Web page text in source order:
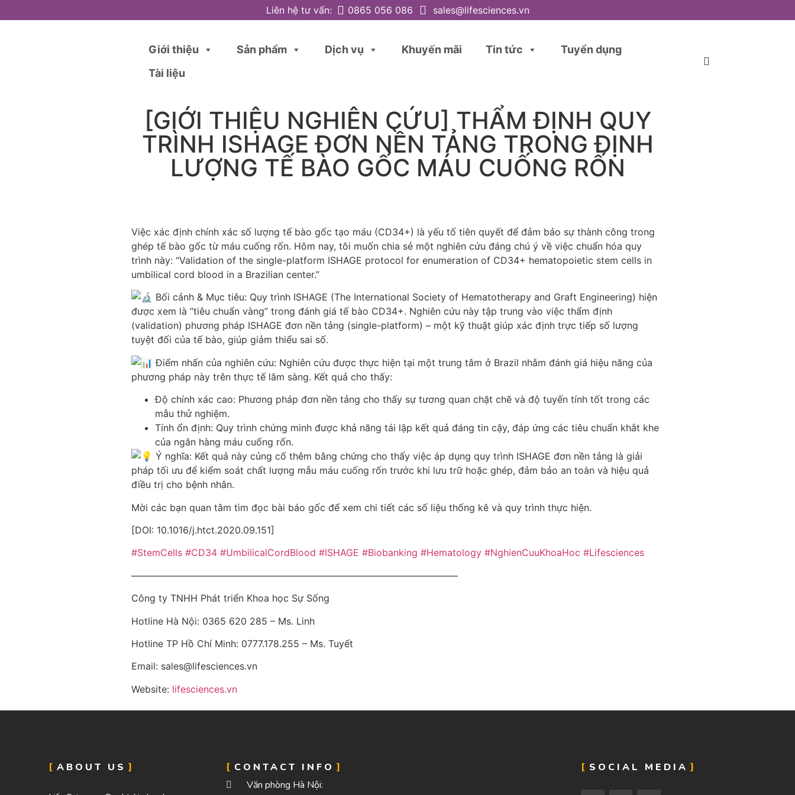
Liên hệ tư vấn: 0865 056 086 sales@lifesciences.vn
Giới thiệu Sản phẩm Dịch vụ Khuyến mãi Tin tức
Tuyển dụng
Tài liệu
[GIỚI THIỆU NGHIÊN CỨU] THẨM ĐỊNH QUY
TRÌNH ISHAGE ĐƠN NỀN TẢNG TRONG ĐỊNH
LƯỢNG TẾ BÀO GỐC MÁU CUỐNG RỐN
Việc xác định chính xác số lượng tế bào gốc tạo máu (CD34+) là yếu tố tiên quyết để đảm bảo sự thành công trong
ghép tế bào gốc từ máu cuống rốn. Hôm nay, tôi muốn chia sẻ một nghiên cứu đáng chú ý về việc chuẩn hóa quy
trình này: “Validation of the single-platform ISHAGE protocol for enumeration of CD34+ hematopoietic stem cells in
umbilical cord blood in a Brazilian center.”
Bối cảnh & Mục tiêu: Quy trình ISHAGE (The International Society of Hematotherapy and Graft Engineering) hiện
được xem là “tiêu chuẩn vàng” trong đánh giá tế bào CD34+. Nghiên cứu này tập trung vào việc thẩm định
(validation) phương pháp ISHAGE đơn nền tảng (single-platform) – một kỹ thuật giúp xác định trực tiếp số lượng
tuyệt đối của tế bào, giúp giảm thiểu sai số.
Điểm nhấn của nghiên cứu: Nghiên cứu được thực hiện tại một trung tâm ở Brazil nhằm đánh giá hiệu năng của
phương pháp này trên thực tế lâm sàng. Kết quả cho thấy:
Độ chính xác cao: Phương pháp đơn nền tảng cho thấy sự tương quan chặt chẽ và độ tuyến tính tốt trong các
mẫu thử nghiệm.
Tính ổn định: Quy trình chứng minh được khả năng tái lập kết quả đáng tin cậy, đáp ứng các tiêu chuẩn khắt khe
của ngân hàng máu cuống rốn.
Ý nghĩa: Kết quả này củng cố thêm bằng chứng cho thấy việc áp dụng quy trình ISHAGE đơn nền tảng là giải
pháp tối ưu để kiểm soát chất lượng mẫu máu cuống rốn trước khi lưu trữ hoặc ghép, đảm bảo an toàn và hiệu quả
điều trị cho bệnh nhân.
Mời các bạn quan tâm tìm đọc bài báo gốc để xem chi tiết các số liệu thống kê và quy trình thực hiện.
[DOI: 10.1016/j.htct.2020.09.151]
#StemCells #CD34 #UmbilicalCordBlood #ISHAGE #Biobanking #Hematology #NghienCuuKhoaHoc #Lifesciences
——————————————————————————————————–
Công ty TNHH Phát triển Khoa học Sự Sống
Hotline Hà Nội: 0365 620 285 – Ms. Linh
Hotline TP Hồ Chí Minh: 0777.178.255 – Ms. Tuyết
Email: sales@lifesciences.vn
Website: lifesciences.vn
ABOUT US
CONTACT INFO
Văn phòng Hà Nội:
SOCIAL MEDIA